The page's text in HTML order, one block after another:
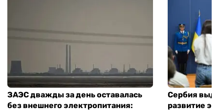
ЗАЭС дважды за день оставалась
без внешнего электропитания:
Сербия
развитие